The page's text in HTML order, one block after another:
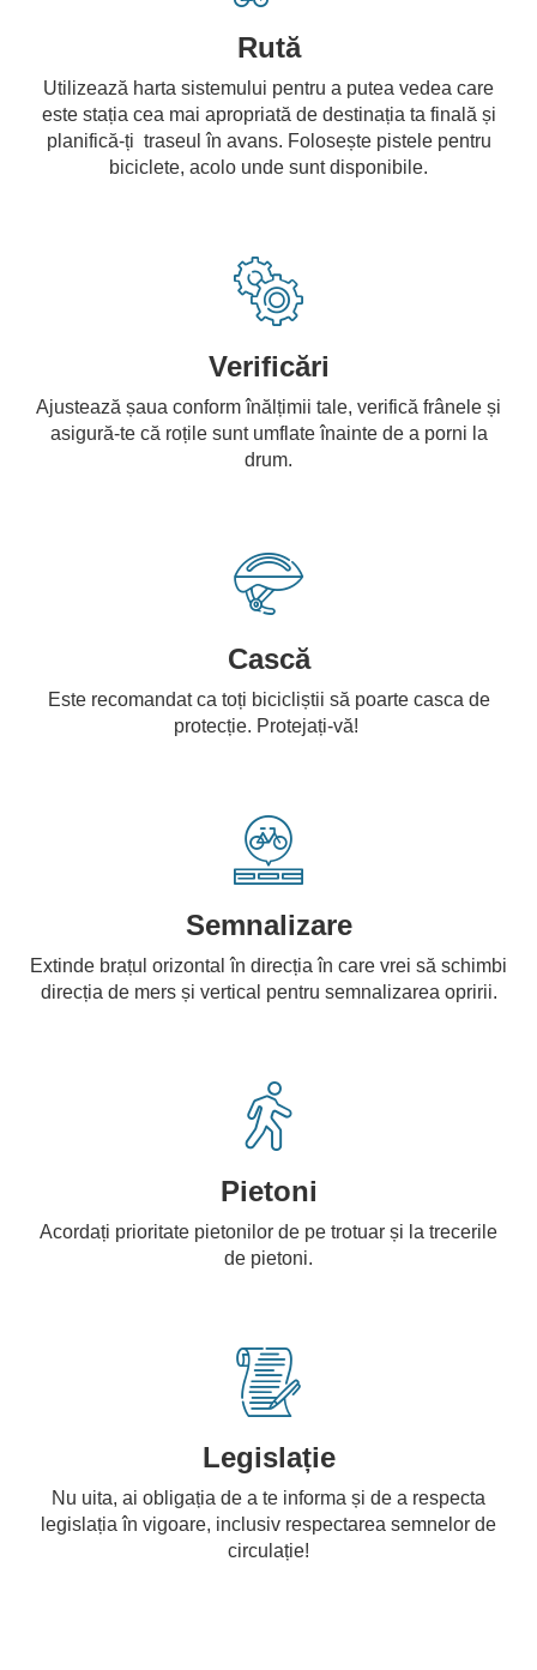
Rută
Utilizează harta sistemului pentru a putea vedea care
este stația cea mai apropriată de destinația ta finală și
planifică-ți traseul în avans. Folosește pistele pentru
biciclete, acolo unde sunt disponibile.
Verificări
Ajustează șaua conform înălțimii tale, verifică frânele și
asigură-te că roțile sunt umflate înainte de a porni la
drum.
Cască
Este recomandat ca toți bicicliștii să poarte casca de
protecție. Protejați-vă!
Semnalizare
Extinde brațul orizontal în direcția în care vrei să schimbi
direcția de mers și vertical pentru semnalizarea opririi.
Pietoni
Acordați prioritate pietonilor de pe trotuar și la trecerile
de pietoni.
Legislație
Nu uita, ai obligația de a te informa și de a respecta
legislația în vigoare, inclusiv respectarea semnelor de
circulație!